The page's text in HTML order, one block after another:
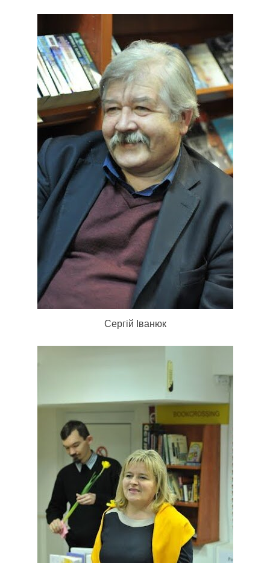
Сергій Іванюк